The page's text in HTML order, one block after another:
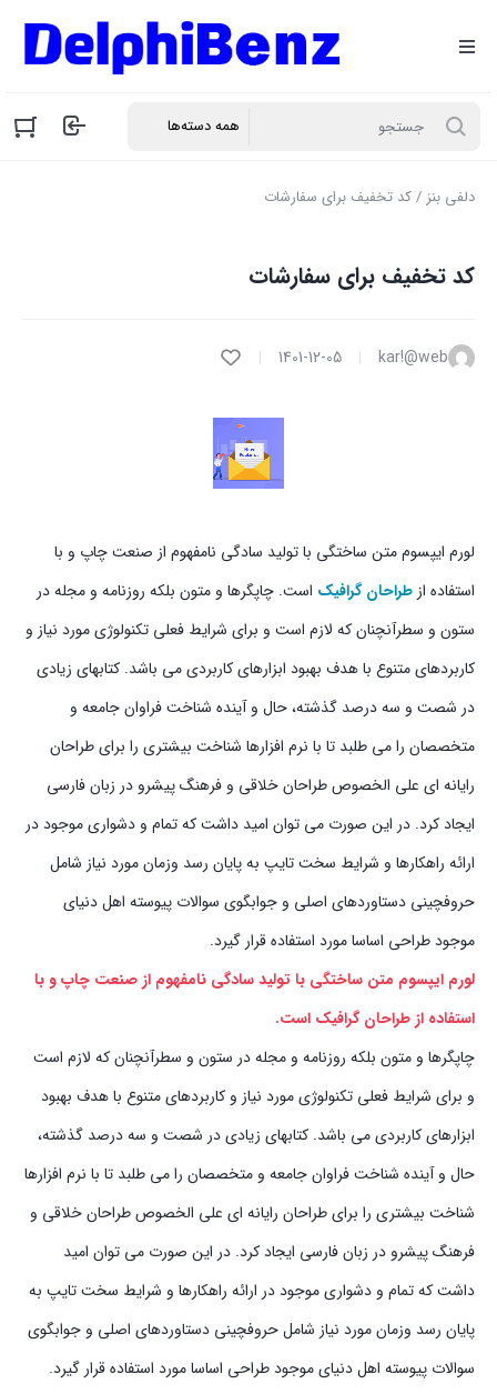
دلفی بنز / کد تخفیف برای سفارشات
کد تخفیف برای سفارشات
kar!@web
1401-12-05
لورم ایپسوم متن ساختگی با تولید سادگی نامفهوم از صنعت چاپ و با
استفاده از طراحان گرافیک است. چاپگرها و متون بلکه روزنامه و مجله در
ستون و سطرآنچنان که لازم است و برای شرایط فعلی تکنولوژی مورد نیاز و
کاربردهای متنوع با هدف بهبود ابزارهای کاربردی می باشد. کتابهای زیادی
در شصت و سه درصد گذشته، حال و آینده شناخت فراوان جامعه و
متخصصان را می طلبد تا با نرم افزارها شناخت بیشتری را برای طراحان
رایانه ای علی الخصوص طراحان خلاقی و فرهنگ پیشرو در زبان فارسی
ایجاد کرد. در این صورت می توان امید داشت که تمام و دشواری موجود در
ارائه راهکارها و شرایط سخت تایپ به پایان رسد وزمان مورد نیاز شامل
حروفچینی دستاوردهای اصلی و جوابگوی سوالات پیوسته اهل دنیای
موجود طراحی اساسا مورد استفاده قرار گیرد.
لورم ایپسوم متن ساختگی با تولید سادگی نامفهوم از صنعت چاپ و با
استفاده از طراحان گرافیک است.
چاپگرها و متون بلکه روزنامه و مجله در ستون و سطرآنچنان که لازم است
و برای شرایط فعلی تکنولوژی مورد نیاز و کاربردهای متنوع با هدف بهبود
ابزارهای کاربردی می باشد. کتابهای زیادی در شصت و سه درصد گذشته،
حال و آینده شناخت فراوان جامعه و متخصصان را می طلبد تا با نرم افزارها
شناخت بیشتری را برای طراحان رایانه ای علی الخصوص طراحان خلاقی و
فرهنگ پیشرو در زبان فارسی ایجاد کرد. در این صورت می توان امید
داشت که تمام و دشواری موجود در ارائه راهکارها و شرایط سخت تایپ به
پایان رسد وزمان مورد نیاز شامل حروفچینی دستاوردهای اصلی و جوابگوی
سوالات پیوسته اهل دنیای موجود طراحی اساسا مورد استفاده قرار گیرد.